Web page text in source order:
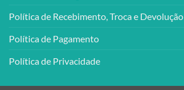
Política de Recebimento, Troca e Devolução
Política de Pagamento
Política de Privacidade